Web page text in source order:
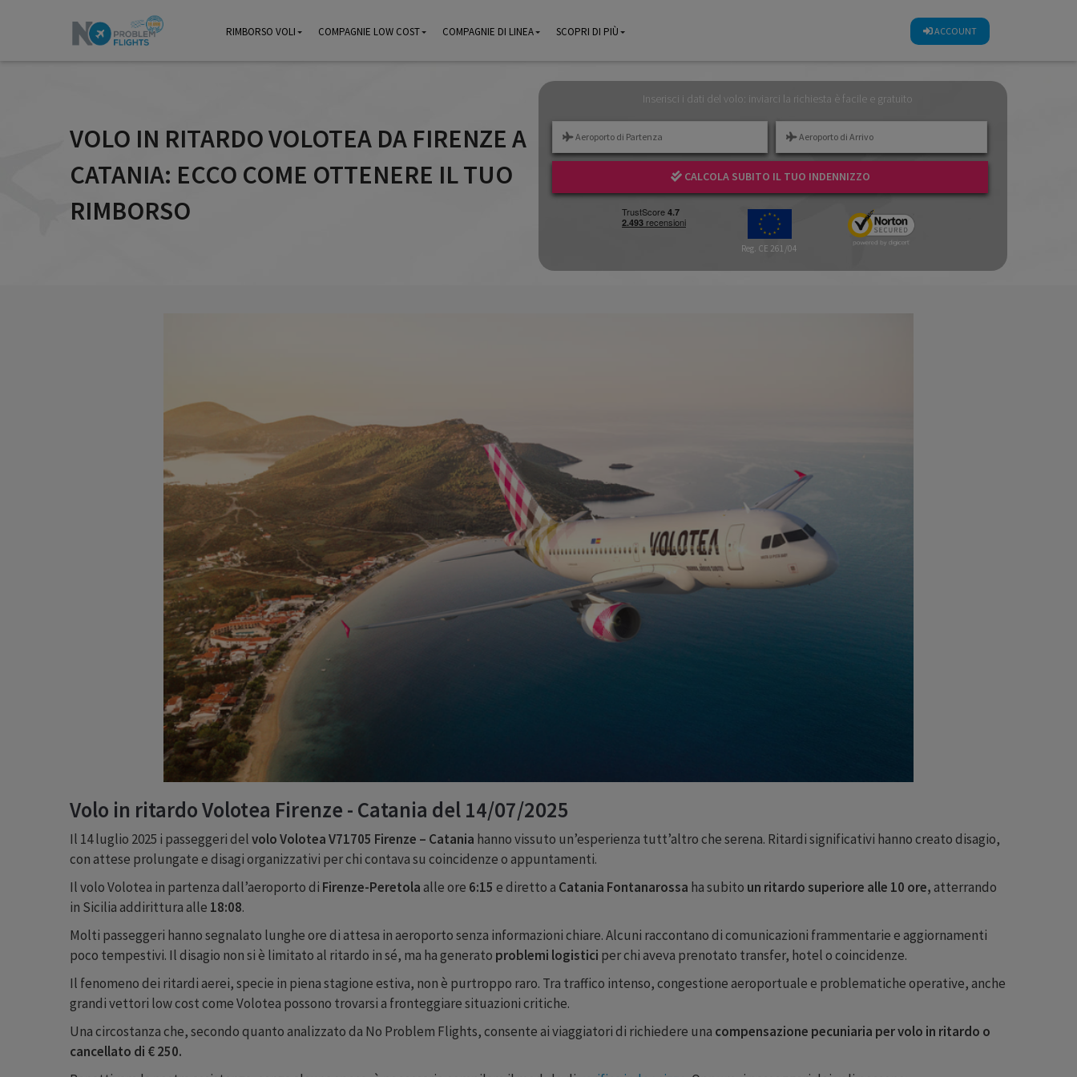
RIMBORSO VOLI COMPAGNIE LOW COST COMPAGNIE DI LINEA SCOPRI DI PIÙ ACCOUNT
RIMBORSO VOLI COMPAGNIE LOW COST COMPAGNIE DI LINEA SCOPRI DI PIÙ CALCOLA SUBITO IL TUO INDENNIZZO
VOLO IN RITARDO VOLOTEA DA FIRENZE A
CATANIA: ECCO COME OTTENERE IL TUO
RIMBORSO
Inserisci i dati del volo: inviarci la richiesta è facile e gratuito
CALCOLA SUBITO IL TUO INDENNIZZO
Reg. CE 261/04
Volo in ritardo Volotea Firenze - Catania del 14/07/2025
Il 14 luglio 2025 i passeggeri delvolo Volotea V71705 Firenze – Catania hanno vissuto un’esperienza tutt’altro che serena. Ritardi significativi hanno creato disagio,
con attese prolungate e disagi organizzativi per chi contava su coincidenze o appuntamenti.
Il volo Volotea in partenza dall’aeroporto di Firenze-Peretolaalle ore 6:15 e diretto a Catania Fontanarossa ha subito un ritardo superiore alle 10 ore,atterrando
in Sicilia addirittura alle 18:08.
Molti passeggeri hanno segnalato lunghe ore di attesa in aeroporto senza informazioni chiare. Alcuni raccontano di comunicazioni frammentarie e aggiornamenti
poco tempestivi. Il disagio non si è limitato al ritardo in sé, ma ha generato problemi logistici per chi aveva prenotato transfer, hotel o coincidenze.
Il fenomeno dei ritardi aerei, specie in piena stagione estiva, non è purtroppo raro. Tra traffico intenso, congestione aeroportuale e problematiche operative, anche
grandi vettori low cost come Volotea possono trovarsi a fronteggiare situazioni critiche.
Una circostanza che, secondo quanto analizzato da No Problem Flights, consente ai viaggiatori di richiedere una compensazione pecuniaria per volo in ritardo o
cancellato di € 250.